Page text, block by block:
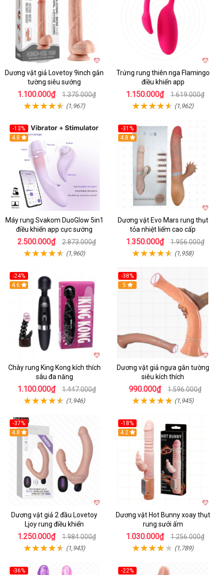
Dương vật giả Lovetoy 9inch gắn
tường siêu sướng
1.100.000₫ 1.375.000₫
(1,967)
Trứng rung thiên nga Flamingo
điều khiển app
1.150.000₫ 1.619.000₫
(1,962)
-13%
4.8
Máy rung Svakom DuoGlow 5in1
điều khiển app cực sướng
2.500.000₫ 2.873.000₫
(1,960)
-31%
4.8
Dương vật Evo Mars rung thụt
tỏa nhiệt liếm cao cấp
1.350.000₫ 1.956.000₫
(1,958)
-24%
4.6
Chày rung King Kong kích thích
sâu đa năng
1.100.000₫ 1.447.000₫
(1,946)
-38%
Hot
5
Dương vật giả ngựa gắn tường
siêu kích thích
990.000₫ 1.596.000₫
(1,945)
-37%
Hot
4.8
Dương vật giả 2 đầu Lovetoy
Ljoy rung điều khiển
1.250.000₫ 1.984.000₫
(1,943)
-18%
Hot
4.2
Dương vật Hot Bunny xoay thụt
rung sưởi ấm
1.030.000₫ 1.256.000₫
(1,789)
-36%
-22%